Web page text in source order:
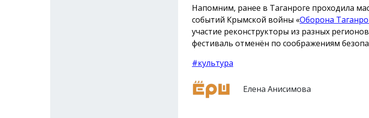
Напомним, ранее в Таганроге проходила
событий Крымской войны «Оборона
участие реконструкторы из разных
фестиваль отменён по соображениям
#культура
Елена Анисимова